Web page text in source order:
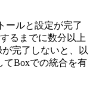
ールと設定が完了
るまでに数分以上
完了しないと、以
てBoxでの統合を有